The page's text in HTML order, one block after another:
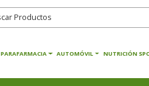
PARAFARMACIA AUTOMÓVIL NUTRICIÓN